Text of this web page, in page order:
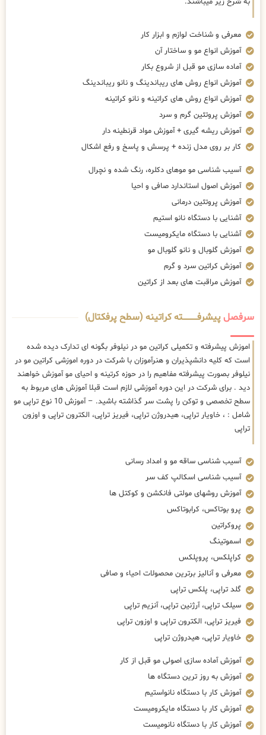
معرفی و شناخت لوازم و ابزار کار
آموزش انواع مو و ساختار آن
آماده سازی مو قبل از شروع بکار
آموزش انواع روش های ریباندینگ و نانو ریباندینگ
آموزش انواع روش های کراتینه و نانو کراتینه
آموزش پروتئین گرم و سرد
آموزش ریشه گیری + آموزش مواد قرنطینه دار
کار بر روی مدل زنده + پرسش و پاسخ و رفع اشکال
آسیب شناسی مو موهای دکلره، رنگ شده و نچرال
آموزش اصول استاندارد صافی و احیا
آموزش پروتئین درمانی
آشنایی با دستگاه نانو استیم
آشنایی با دستگاه مایکرومیست
آموزش گلوبال و نانو گلوبال مو
آموزش کراتین سرد و گرم
آموزش مراقبت های بعد از کراتین
سرفصلپیشرفــــــــــــته کراتینه (سطح پرفکتال)
اموزش پیشرفته و تکمیلی کراتین مو در نیلوفر بگونه ای تدارک دیده شده
است که کلیه دانشپذیران و هنرآموزان با شرکت در دوره اموزشی کراتین مو در
نیلوفر بصورت پیشرفته مفاهیم را در حوزه کرتینه و احیای مو آموزش خواهند
دید . برای شرکت در این دوره آموزشی لازم است قبلا آموزش های مربوط به
سطح تخصصی و توکن را پشت سر گذاشته باشید. – آموزش 10 نوع تراپی مو
شامل : ، خاویار تراپی، هیدروژن تراپی، فیریز تراپی، الکترون تراپی و اوزون
تراپی
آسیب شناسی ساقه مو و امداد رسانی
آسیب شناسی اسکالپ کف سر
آموزش روشهای مولتی فانکشن و کوکتل ها
پرو بوتاکس، کرابوتاکس
پروکراتین
اسموتینگ
کراپلکس، پروپلکس
معرفی و آنالیز برترین محصولات احیاء و صافی
گلد تراپی، پلکس تراپی
سیلک تراپی، آرژنین تراپی، آنزیم تراپی
فیریز تراپی، الکترون تراپی و اوزون تراپی
خاویار تراپی، هیدروژن تراپی
آموزش آماده سازی اصولی مو قبل از کار
آموزش به روز ترین دستگاه ها
آموزش کار با دستگاه نانواستیم
آموزش کار با دستگاه مایکرومیست
آموزش کار با دستگاه نانومیست